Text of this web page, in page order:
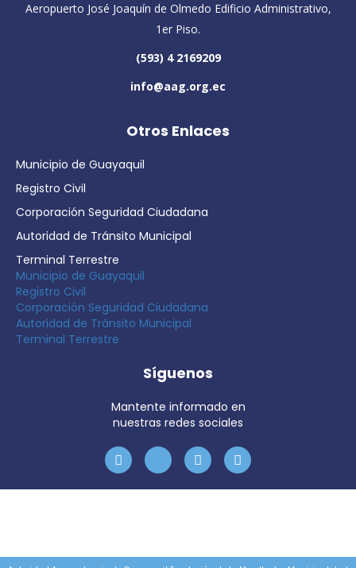
Aeropuerto José Joaquín de Olmedo Edificio Administrativo,
1er Piso.
(593) 4 2169209
info@aag.org.ec
Otros Enlaces
Municipio de Guayaquil
Registro Civil
Corporación Seguridad Ciudadana
Autoridad de Tránsito Municipal
Terminal Terrestre
Municipio de Guayaquil
Registro Civil
Corporación Seguridad Ciudadana
Autoridad de Tránsito Municipal
Terminal Terrestre
Síguenos
Mantente informado en
nuestras redes sociales